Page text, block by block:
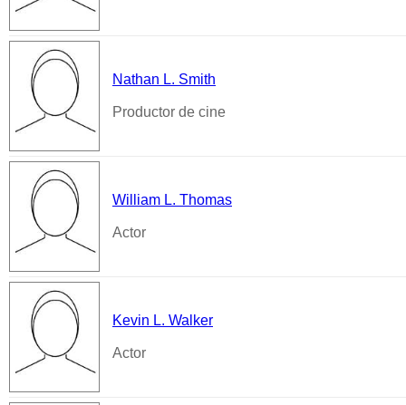
Nathan L. Smith
Productor de cine
William L. Thomas
Actor
Kevin L. Walker
Actor